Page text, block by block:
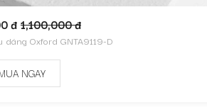
đ 1,100,000 đ
dáng Oxford GNTA9119-D
NGAY